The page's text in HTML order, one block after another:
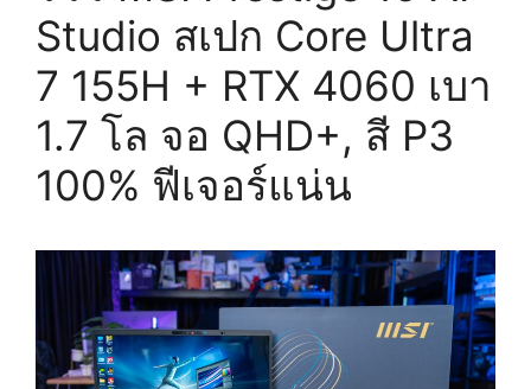
Studio สเปก Core Ultra
7 155H + RTX 4060 เบา
1.7 โล จอ QHD+, สี P3
100% ฟีเจอร์แน่น